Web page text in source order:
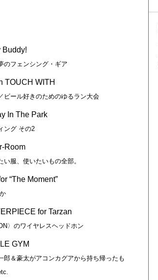
Buddy!
のフェンシング・ギア
TOUCH WITH
ビール好きのためのゆるラン大会
In The Park
ング その2
Room
い服、使いたいもの全部。
“The Moment”
for Tarzan
〉のワイヤレスヘッドホン
GYM
郎＆豪太がアコンカグアから持ち帰ったも